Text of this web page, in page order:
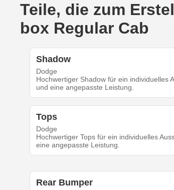
Teile, die zum
box Regular Cab
Shadow
Dodge
Hochwertiger Shadow für ein individuelles
und eine angepasste Leistung.
Tops
Dodge
Hochwertiger Tops für ein individuelles
eine angepasste Leistung.
Rear Bumper